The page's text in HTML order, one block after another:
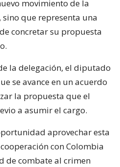
movimiento de la
que representa una
concretar su propuesta
la delegación, el diputado
se avance en un acuerdo
la propuesta que el
a asumir el cargo.
aprovechar esta
con Colombia
de combate al crimen